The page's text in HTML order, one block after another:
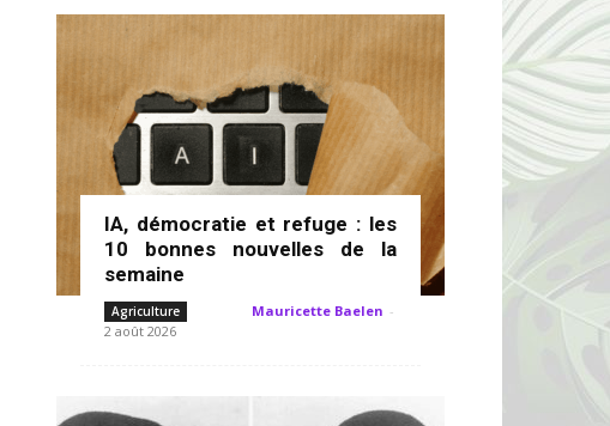
IA, démocratie et refuge : les
10 bonnes nouvelles de la
semaine
Agriculture Mauricette Baelen -
2 août 2026